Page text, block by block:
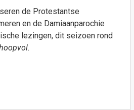
de Protestantse
en de Damiaanparochie
lezingen, dit seizoen rond